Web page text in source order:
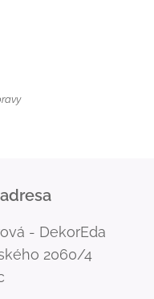
- DekorEda
2060/4